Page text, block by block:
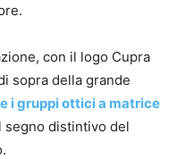
con il logo Cupra
sopra della grande
i gruppi ottici a matrice
segno distintivo del